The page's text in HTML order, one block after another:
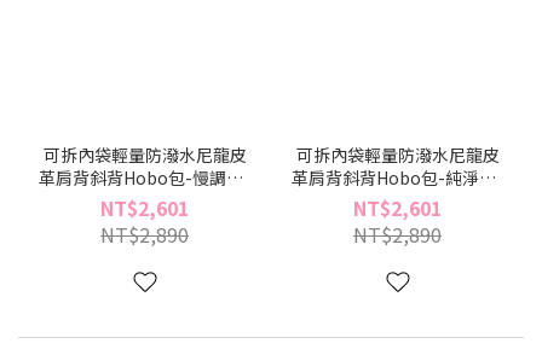
可拆內袋輕量防潑水尼龍皮
革肩背斜背Hobo包-慢調褐-
ZERO零系列(BZ96505-70)
NT$2,601
NT$2,890
可拆內袋輕量防潑水尼龍皮
革肩背斜背Hobo包-純淨黑-
ZERO零系列(BZ96505-49)
NT$2,601
NT$2,890